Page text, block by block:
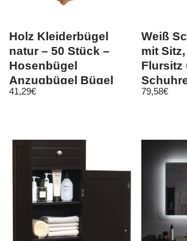
Holz Kleiderbügel
natur – 50 Stück –
Hosenbügel
Anzugbügel Bügel
Holzbügel
41,29€
Weiß
mit
Flursitz
– Kesper
79,58€